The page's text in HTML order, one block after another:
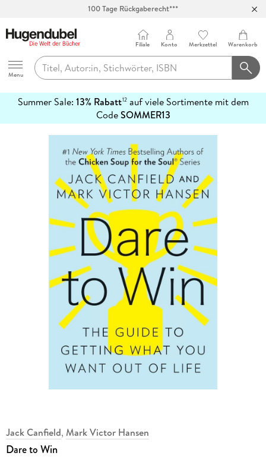
100 Tage Rückgaberecht***
Hugendubel
Menu
Filiale Konto Merkzettel Warenkorb
Summer Sale: 13% Rabatt12auf viele Sortimente mit dem
CodeSOMMER13
erfahren
Jack Canfield, Mark Victor Hansen
Dare to Win